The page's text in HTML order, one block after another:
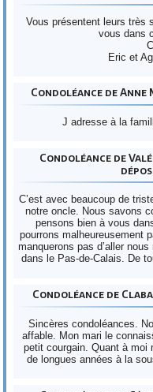
Vous présentent leurs très
vous dans
Eric et
Condoléance de Anne
J adresse à la
Condoléance de
C’est avec beaucoup de
notre oncle. Nous savons
pensons bien à vous
pourrons malheureusement
manquerons pas d’aller
dans le Pas-de-Calais. De
Condoléance de
Sincères condoléances.
affable. Mon mari le
petit courgain. Quant à moi
de longues années à la